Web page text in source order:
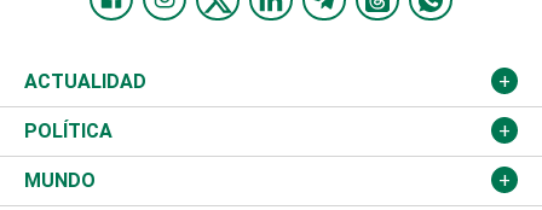
ACTUALIDAD
Nacional
Ciudad
POLÍTICA
Partidos
MUNDO